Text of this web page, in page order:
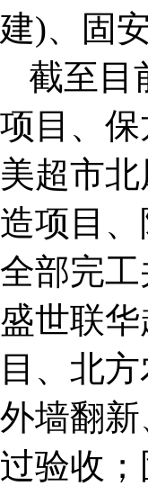
建)、固
截至目
项目、
美超市
造项目
全部完
盛世联
目、北
外墙翻
过验收